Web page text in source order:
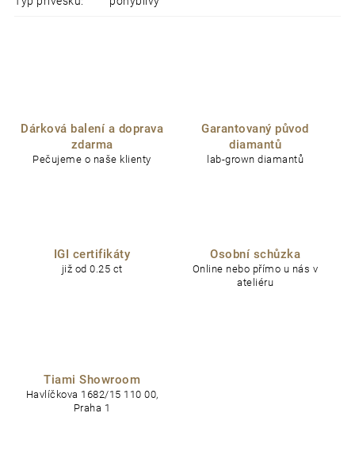
Dárková balení a doprava
zdarma
Pečujeme o naše klienty
Garantovaný původ
diamantů
lab-grown diamantů
IGI certifikáty
již od 0.25 ct
Osobní schůzka
Online nebo přímo u nás v
ateliéru
Tiami Showroom
Havlíčkova 1682/15 110 00,
Praha 1